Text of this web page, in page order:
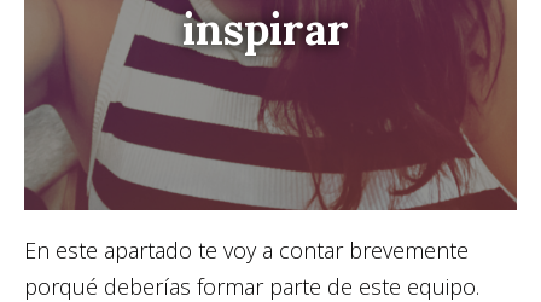
inspirar
En este apartado te voy a contar brevemente
porqué deberías formar parte de este equipo.